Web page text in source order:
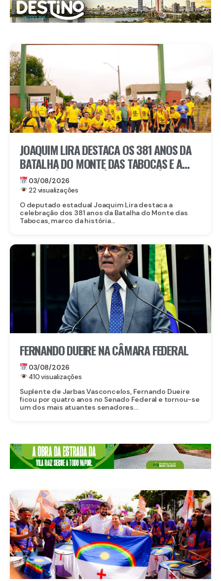
JOAQUIM LIRA DESTACA OS 381 ANOS DA
BATALHA DO MONTE DAS TABOCAS E A
IMPORTÂNCIA HISTÓRICA DE VITÓRIA DE
SANTO ANTÃO
03/08/2026
22 visualizações
O deputado estadual Joaquim Lira destaca a
celebração dos 381 anos da Batalha do Monte das
Tabocas, marco da história...
FERNANDO DUEIRE NA CÂMARA FEDERAL
03/08/2026
410 visualizações
Suplente de Jarbas Vasconcelos, Fernando Dueire
ficou por quatro anos no Senado Federal e tornou-se
um dos mais atuantes senadores...